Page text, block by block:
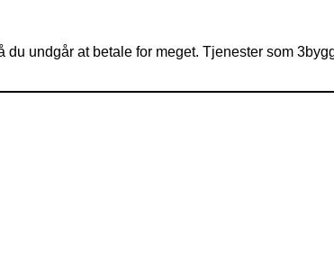
du undgår at betale for meget. Tjenester som